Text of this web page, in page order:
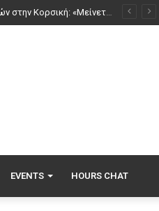
Μόργκαν Φρίμαν: Αν σε πληρώσουν καλά για μία παραγωγή, τότε παραβλέπεις κάποιες από τις αδυναμίες του σεναρίου
EVENTS HOURS CHAT